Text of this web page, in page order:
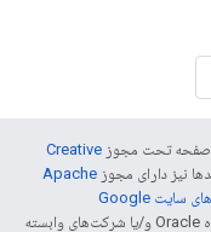
صفحه تحت مجوز Creative
نیز دارای مجوز Apache
خطمشی‌های سایت Google
مراجعه کنید. جاوا علامت تجاری ثبت‌شده Oracle و/یا شرکت‌های وابسته